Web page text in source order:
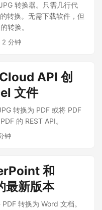
转换器。只需几行代
转换。无需下载软件，但
转换。
2 分钟
API 创
文件
转换为 PDF 或将 PDF
的 REST API。
钟
和
最新版本
转换为 Word 文档。